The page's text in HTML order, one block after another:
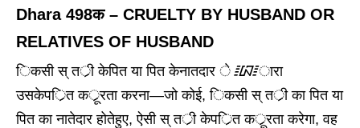
Dhara 498क – CRUELTY BY HUSBAND OR
RELATIVES OF HUSBAND
िकसी स् तर्ी केपित या पित केनातदार े ᳇ारा
उसकेपर्ित कर्ूरता करना—जो कोई, िकसी स् तर्ी का पित या
पित का नातेदार होतेहुए, ऐसी स् तर्ी केपर्ित कर्ूरता करेगा, वह